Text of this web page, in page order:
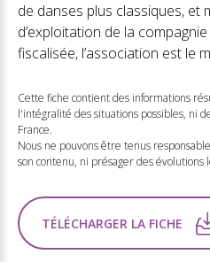
de danses plus classiques, et
d’exploitation de la
fiscalisée, l’association est le
Cette fiche contient des informations
l'intégralité des situations possibles, ni
France.
Nous ne pouvons être tenus
son contenu, ni présager des évolutions
TÉLÉCHARGER LA FICHE